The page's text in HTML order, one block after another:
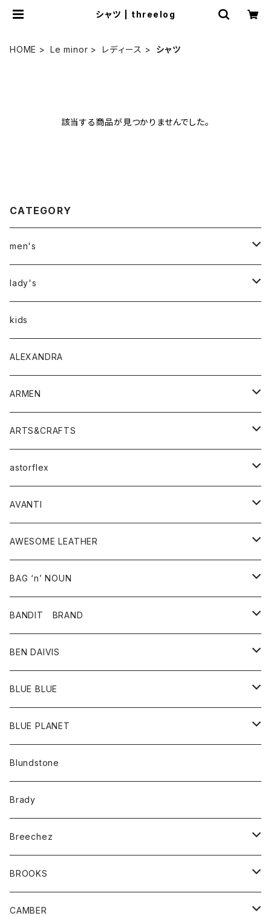
シャツ | threelog
HOME Le minor レディース シャツ
該当する商品が見つかりませんでした。
CATEGORY
men's
アウター
トップス
Tシャツ
シャツ
ボトムス
lady's
アウター
トップス
Tシャツ・カットソー
シャツ・ブラウス
ボトムス
パンツ
スカート
ワンピース・オールインワン
バッグ
シューズ
アクセサリー
その他雑貨
kids
ALEXANDRA
ARMEN
アウター
コート
ジャケット
トップス
ベスト
シャツ
ワンピース
ボトム
スカート
パンツ
グッズ
靴
ARTS&CRAFTS
アクセサリー
ウォレット
バッグ
astorflex
グッズ
靴
AVANTI
シャツ
AWESOME LEATHER
アウター
革ジャケット
BAG ‘n’ NOUN
アクセサリー
バッグ
ポーチ
BANDIT BRAND
トップス
Ｔシャツ
BEN DAIVIS
ポトム
パンツ
BLUE BLUE
アウター
カーディガン
コート
アクセサリー
バッグ
ベルト
キッズ
Tシャツ
グッズ
アンダーウェアー
カードホルダー
トップス
カーディガン
ボトム
BLUE PLANET
サングラス
Blundstone
Brady
Breechez
シャツ
BROOKS
グッズ
CAMBER